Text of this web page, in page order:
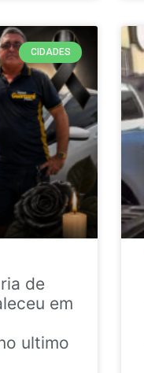
CIDADES
de
em
ultimo